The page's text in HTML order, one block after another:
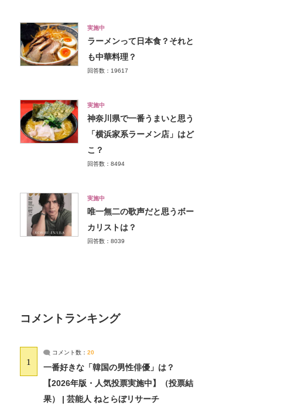
実施中
ラーメンって日本食？それと
も中華料理？
回答数：19617
実施中
神奈川県で一番うまいと思う
「横浜家系ラーメン店」はど
こ？
回答数：8494
実施中
唯一無二の歌声だと思うボー
カリストは？
回答数：8039
コメントランキング
1
コメント数： 20
一番好きな「韓国の男性俳優」は？
【2026年版・人気投票実施中】（投票結
果） | 芸能人 ねとらぼリサーチ